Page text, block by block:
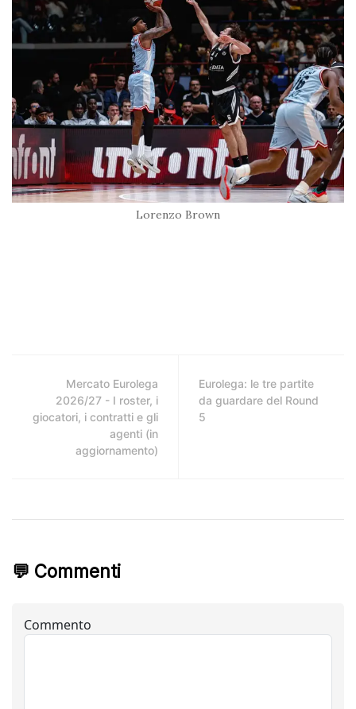
Lorenzo Brown
Mercato Eurolega
2026/27 - I roster, i
giocatori, i contratti e gli
agenti (in
aggiornamento)
Eurolega: le tre partite
da guardare del Round
5
💬 Commenti